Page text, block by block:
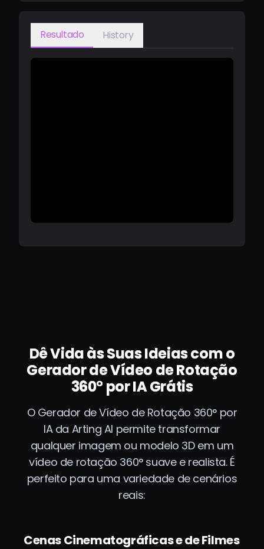
Resultado History
Dê Vida às Suas Ideias com o
Gerador de Vídeo de Rotação
360° por IA Grátis
O Gerador de Vídeo de Rotação 360° por
IA da Arting AI permite transformar
qualquer imagem ou modelo 3D em um
vídeo de rotação 360° suave e realista. É
perfeito para uma variedade de cenários
reais:
Cenas Cinematográficas e de Filmes